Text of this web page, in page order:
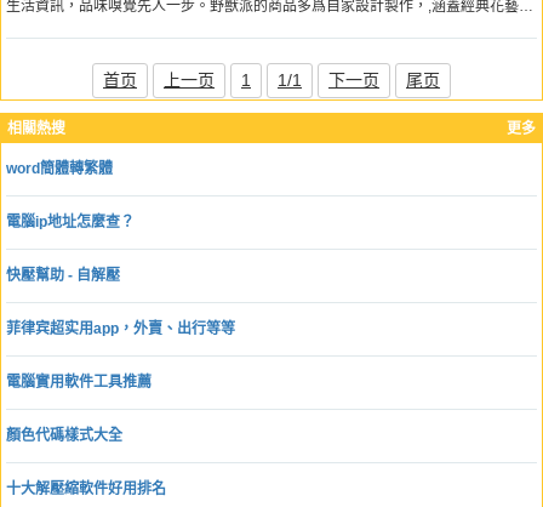
更多
相關熱搜
word簡體轉繁體
電腦ip地址怎麼查？
快壓幫助 - 自解壓
菲律宾超实用app，外賣、出行等等
電腦實用軟件工具推薦
顏色代碼樣式大全
十大解壓縮軟件好用排名
生活資訊，品味嗅覺先人一步。野獸派的商品多爲自家設計製作，,涵蓋經典花藝、
首页 上一页 1 1/1 下一页 尾页